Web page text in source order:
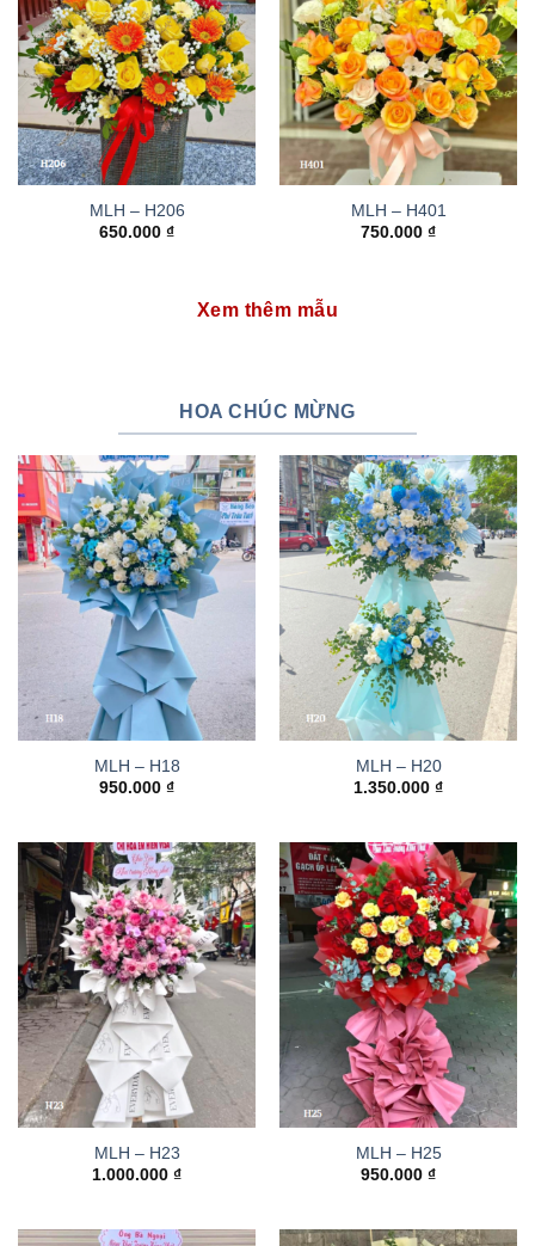
MLH – H206
650.000 ₫
MLH – H401
750.000 ₫
Xem thêm mẫu
HOA CHÚC MỪNG
MLH – H18
950.000 ₫
MLH – H20
1.350.000 ₫
MLH – H23
1.000.000 ₫
MLH – H25
950.000 ₫